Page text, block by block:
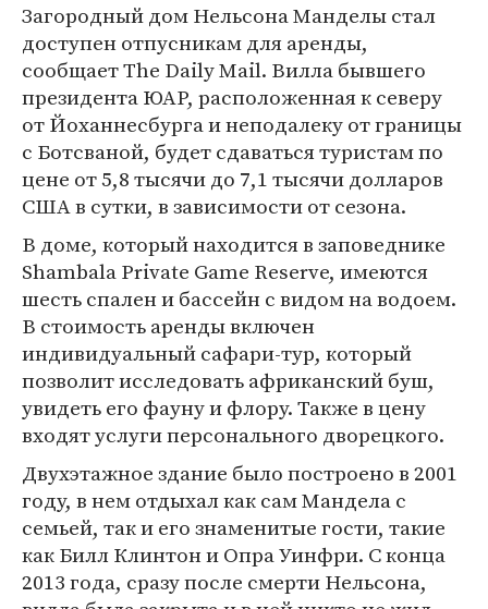
Загородный дом Нельсона Манделы стал
доступен отпусникам для аренды,
сообщает The Daily Mail. Вилла бывшего
президента ЮАР, расположенная к северу
от Йоханнесбурга и неподалеку от границы
с Ботсваной, будет сдаваться туристам по
цене от 5,8 тысячи до 7,1 тысячи долларов
США в сутки, в зависимости от сезона.
В доме, который находится в заповеднике
Shambala Private Game Reserve, имеются
шесть спален и бассейн с видом на водоем.
В стоимость аренды включен
индивидуальный сафари-тур, который
позволит исследовать африканский буш,
увидеть его фауну и флору. Также в цену
входят услуги персонального дворецкого.
Двухэтажное здание было построено в 2001
году, в нем отдыхал как сам Мандела с
семьей, так и его знаменитые гости, такие
как Билл Клинтон и Опра Уинфри. С конца
2013 года, сразу после смерти Нельсона,